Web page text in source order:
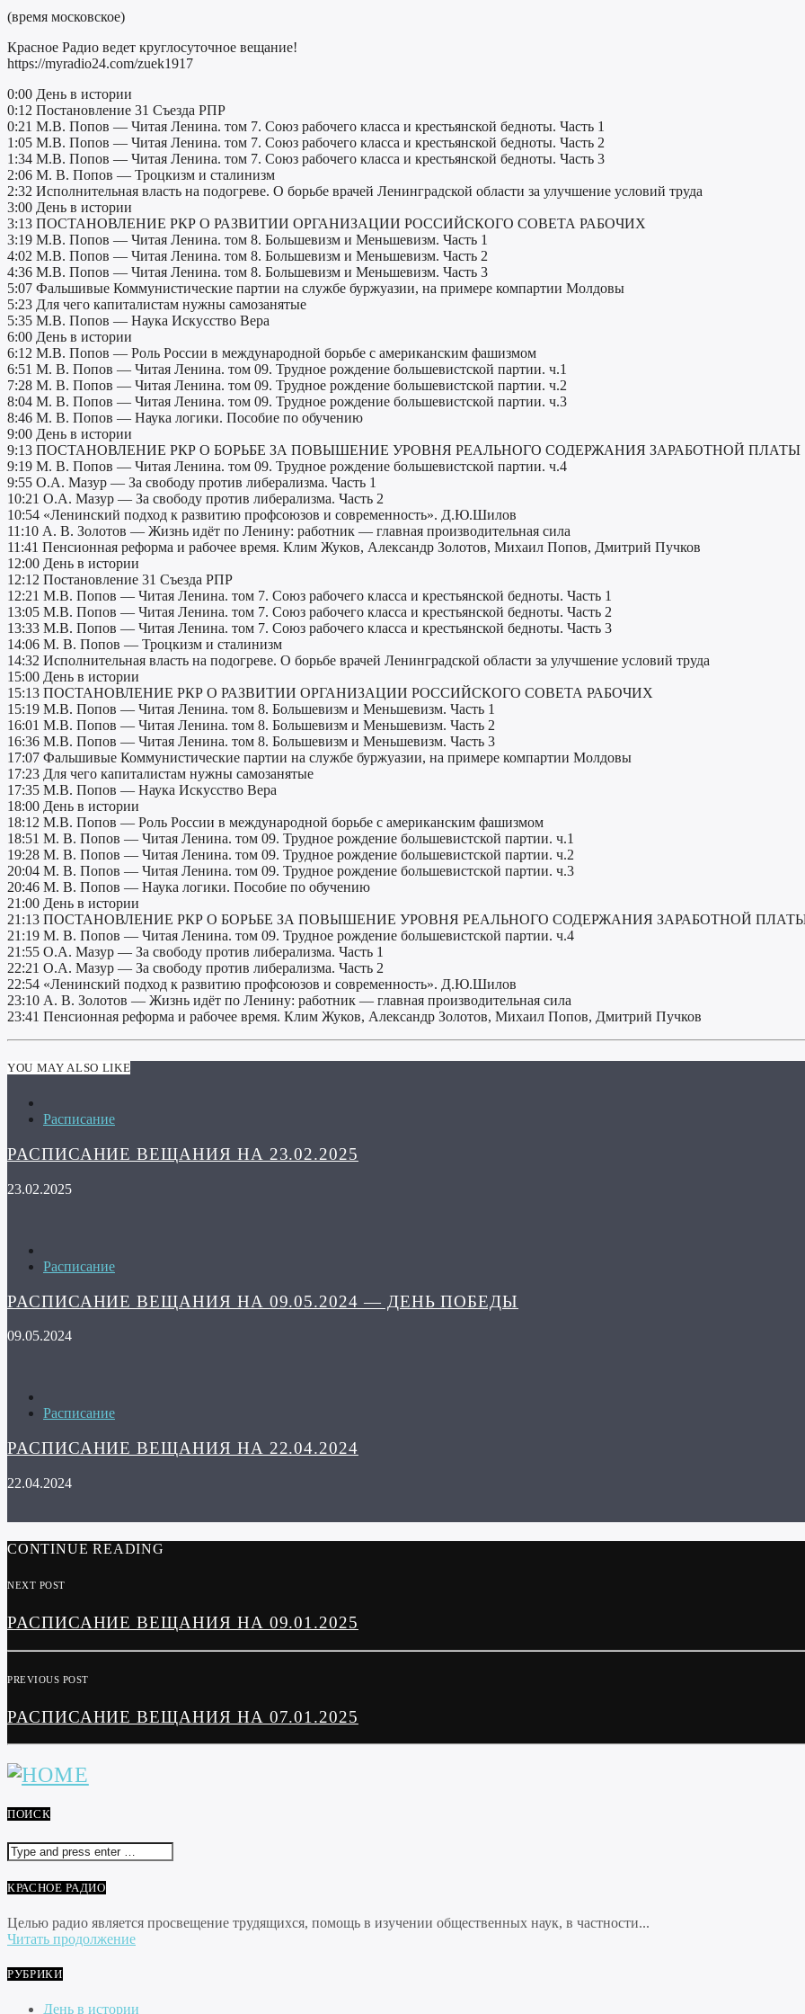
(время московское)
Красное Радио ведет круглосуточное вещание!
https://myradio24.com/zuek1917
0:00 День в истории
0:12 Постановление 31 Съезда РПР
0:21 М.В. Попов — Читая Ленина. том 7. Союз рабочего класса и крестьянской бедноты. Часть 1
1:05 М.В. Попов — Читая Ленина. том 7. Союз рабочего класса и крестьянской бедноты. Часть 2
1:34 М.В. Попов — Читая Ленина. том 7. Союз рабочего класса и крестьянской бедноты. Часть 3
2:06 М. В. Попов — Троцкизм и сталинизм
2:32 Исполнительная власть на подогреве. О борьбе врачей Ленинградской области за улучшение условий труда
3:00 День в истории
3:13 ПОСТАНОВЛЕНИЕ РКР О РАЗВИТИИ ОРГАНИЗАЦИИ РОССИЙСКОГО СОВЕТА РАБОЧИХ
3:19 М.В. Попов — Читая Ленина. том 8. Большевизм и Меньшевизм. Часть 1
4:02 М.В. Попов — Читая Ленина. том 8. Большевизм и Меньшевизм. Часть 2
4:36 М.В. Попов — Читая Ленина. том 8. Большевизм и Меньшевизм. Часть 3
5:07 Фальшивые Коммунистические партии на службе буржуазии, на примере компартии Молдовы
5:23 Для чего капиталистам нужны самозанятые
5:35 М.В. Попов — Наука Искусство Вера
6:00 День в истории
6:12 М.В. Попов — Роль России в международной борьбе с американским фашизмом
6:51 М. В. Попов — Читая Ленина. том 09. Трудное рождение большевистской партии. ч.1
7:28 М. В. Попов — Читая Ленина. том 09. Трудное рождение большевистской партии. ч.2
8:04 М. В. Попов — Читая Ленина. том 09. Трудное рождение большевистской партии. ч.3
8:46 М. В. Попов — Наука логики. Пособие по обучению
9:00 День в истории
9:13 ПОСТАНОВЛЕНИЕ РКР О БОРЬБЕ ЗА ПОВЫШЕНИЕ УРОВНЯ РЕАЛЬНОГО СОДЕРЖАНИЯ ЗАРАБОТНОЙ ПЛАТЫ
9:19 М. В. Попов — Читая Ленина. том 09. Трудное рождение большевистской партии. ч.4
9:55 О.А. Мазур — За свободу против либерализма. Часть 1
10:21 О.А. Мазур — За свободу против либерализма. Часть 2
10:54 «Ленинский подход к развитию профсоюзов и современность». Д.Ю.Шилов
11:10 А. В. Золотов — Жизнь идёт по Ленину: работник — главная производительная сила
11:41 Пенсионная реформа и рабочее время. Клим Жуков, Александр Золотов, Михаил Попов, Дмитрий Пучков
12:00 День в истории
12:12 Постановление 31 Съезда РПР
12:21 М.В. Попов — Читая Ленина. том 7. Союз рабочего класса и крестьянской бедноты. Часть 1
13:05 М.В. Попов — Читая Ленина. том 7. Союз рабочего класса и крестьянской бедноты. Часть 2
13:33 М.В. Попов — Читая Ленина. том 7. Союз рабочего класса и крестьянской бедноты. Часть 3
14:06 М. В. Попов — Троцкизм и сталинизм
14:32 Исполнительная власть на подогреве. О борьбе врачей Ленинградской области за улучшение условий труда
15:00 День в истории
15:13 ПОСТАНОВЛЕНИЕ РКР О РАЗВИТИИ ОРГАНИЗАЦИИ РОССИЙСКОГО СОВЕТА РАБОЧИХ
15:19 М.В. Попов — Читая Ленина. том 8. Большевизм и Меньшевизм. Часть 1
16:01 М.В. Попов — Читая Ленина. том 8. Большевизм и Меньшевизм. Часть 2
16:36 М.В. Попов — Читая Ленина. том 8. Большевизм и Меньшевизм. Часть 3
17:07 Фальшивые Коммунистические партии на службе буржуазии, на примере компартии Молдовы
17:23 Для чего капиталистам нужны самозанятые
17:35 М.В. Попов — Наука Искусство Вера
18:00 День в истории
18:12 М.В. Попов — Роль России в международной борьбе с американским фашизмом
18:51 М. В. Попов — Читая Ленина. том 09. Трудное рождение большевистской партии. ч.1
19:28 М. В. Попов — Читая Ленина. том 09. Трудное рождение большевистской партии. ч.2
20:04 М. В. Попов — Читая Ленина. том 09. Трудное рождение большевистской партии. ч.3
20:46 М. В. Попов — Наука логики. Пособие по обучению
21:00 День в истории
21:13 ПОСТАНОВЛЕНИЕ РКР О БОРЬБЕ ЗА ПОВЫШЕНИЕ УРОВНЯ РЕАЛЬНОГО СОДЕРЖАНИЯ ЗАРАБОТНОЙ
21:19 М. В. Попов — Читая Ленина. том 09. Трудное рождение большевистской партии. ч.4
21:55 О.А. Мазур — За свободу против либерализма. Часть 1
22:21 О.А. Мазур — За свободу против либерализма. Часть 2
22:54 «Ленинский подход к развитию профсоюзов и современность». Д.Ю.Шилов
23:10 А. В. Золотов — Жизнь идёт по Ленину: работник — главная производительная сила
23:41 Пенсионная реформа и рабочее время. Клим Жуков, Александр Золотов, Михаил Попов, Дмитрий Пучков
YOU MAY ALSO LIKE
Расписание
РАСПИСАНИЕ ВЕЩАНИЯ НА 23.02.2025
23.02.2025
Расписание
РАСПИСАНИЕ ВЕЩАНИЯ НА 09.05.2024 — ДЕНЬ ПОБЕДЫ
09.05.2024
Расписание
РАСПИСАНИЕ ВЕЩАНИЯ НА 22.04.2024
22.04.2024
CONTINUE READING
NEXT POST
РАСПИСАНИЕ ВЕЩАНИЯ НА 09.01.2025
PREVIOUS POST
РАСПИСАНИЕ ВЕЩАНИЯ НА 07.01.2025
ПОИСК
КРАСНОЕ РАДИО
Целью радио является просвещение трудящихся, помощь в изучении общественных наук, в частности...
Читать продолжение
РУБРИКИ
День в истории